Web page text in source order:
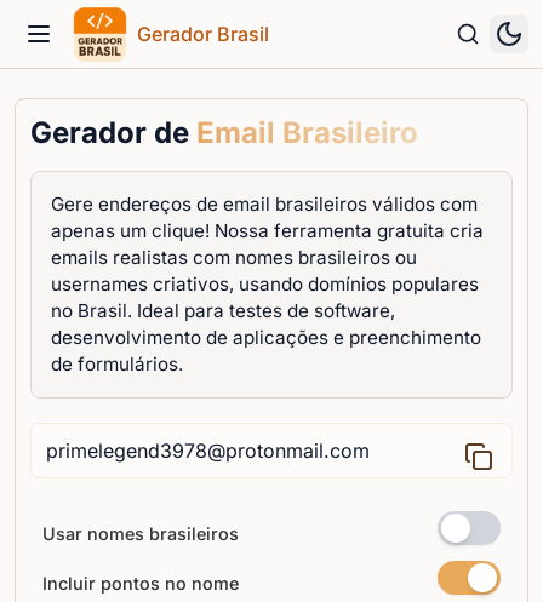
Menu
Gerador Brasil
Gerador de Email Brasileiro
Gere endereços de email brasileiros válidos com
apenas um clique! Nossa ferramenta gratuita cria
emails realistas com nomes brasileiros ou
usernames criativos, usando domínios populares
no Brasil. Ideal para testes de software,
desenvolvimento de aplicações e preenchimento
de formulários.
Usar nomes brasileiros
Incluir pontos no nome